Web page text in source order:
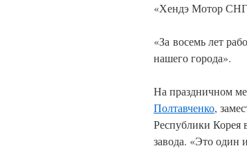
«Хендэ Мотор
«За восемь лет
нашего города».
На праздничном
Полтавченко,
Республики
завода. «Это один